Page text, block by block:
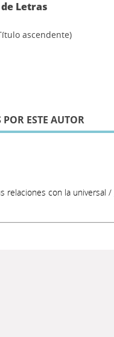
Letras
ascendente)
ESTE AUTOR
relaciones con la universal /